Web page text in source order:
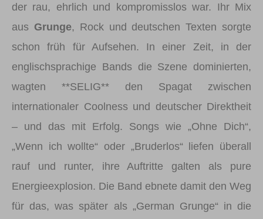
der rau, ehrlich und kompromisslos war. Ihr Mix
aus Grunge, Rock und deutschen Texten sorgte
schon früh für Aufsehen. In einer Zeit, in der
englischsprachige Bands die Szene dominierten,
wagten **SELIG** den Spagat zwischen
internationaler Coolness und deutscher Direktheit
– und das mit Erfolg. Songs wie „Ohne Dich“,
„Wenn ich wollte“ oder „Bruderlos“ liefen überall
rauf und runter, ihre Auftritte galten als pure
Energieexplosion. Die Band ebnete damit den Weg
für das, was später als „German Grunge“ in die